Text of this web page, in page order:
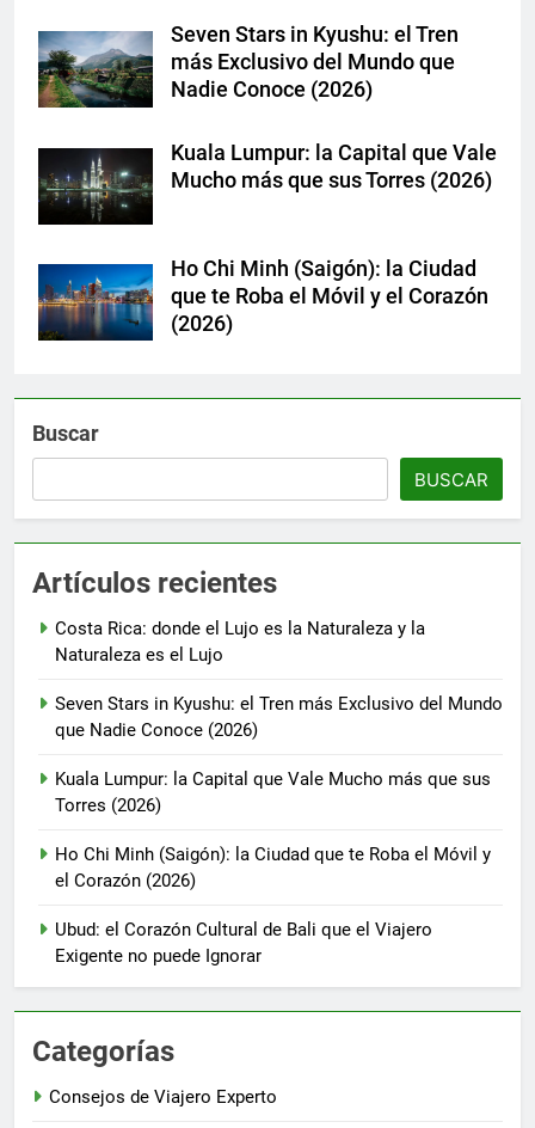
Seven Stars in Kyushu: el Tren
más Exclusivo del Mundo que
Nadie Conoce (2026)
Kuala Lumpur: la Capital que Vale
Mucho más que sus Torres (2026)
Ho Chi Minh (Saigón): la Ciudad
que te Roba el Móvil y el Corazón
(2026)
Buscar
BUSCAR
Artículos recientes
Costa Rica: donde el Lujo es la Naturaleza y la
Naturaleza es el Lujo
Seven Stars in Kyushu: el Tren más Exclusivo del Mundo
que Nadie Conoce (2026)
Kuala Lumpur: la Capital que Vale Mucho más que sus
Torres (2026)
Ho Chi Minh (Saigón): la Ciudad que te Roba el Móvil y
el Corazón (2026)
Ubud: el Corazón Cultural de Bali que el Viajero
Exigente no puede Ignorar
Categorías
Consejos de Viajero Experto